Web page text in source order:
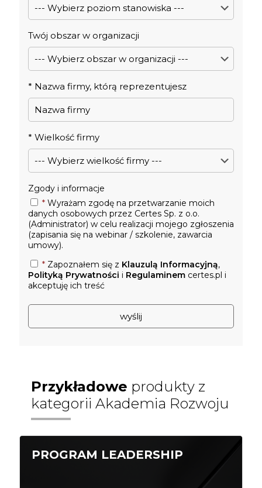
Twój obszar w organizacji
* Nazwa firmy, którą reprezentujesz
* Wielkość firmy
Zgody i informacje
* Wyrażam zgodę na przetwarzanie moich
danych osobowych przez Certes Sp. z o.o.
(Administrator) w celu realizacji mojego zgłoszenia
(zapisania się na webinar / szkolenie, zawarcia
umowy).
* Zapoznałem się z Klauzulą Informacyjną,
Polityką Prywatności i Regulaminem certes.pl i
akceptuję ich treść
Przykładowe produkty z
kategorii Akademia Rozwoju
PROGRAM LEADERSHIP